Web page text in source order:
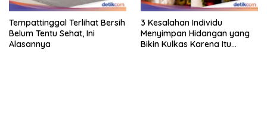
Tempattinggal Terlihat Bersih
Belum Tentu Sehat, Ini
Alasannya
3 Kesalahan Individu
Menyimpan Hidangan yang
Bikin Kulkas Karena Itu